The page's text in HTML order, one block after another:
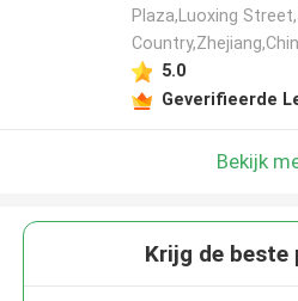
Plaza,Luoxing
5.0
Geverifieerde
Bekijk
Krijg de beste